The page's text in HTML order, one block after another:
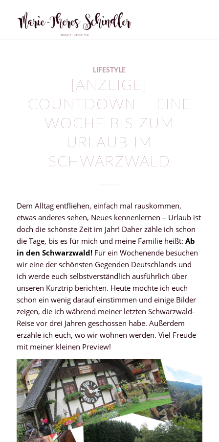
LIFESTYLE
[ANZEIGE]
COUNTDOWN – EINE
WOCHE BIS ZUM
URLAUB IM
SCHWARZWALD
Dem Alltag entfliehen, einfach mal rauskommen,
etwas anderes sehen, Neues kennenlernen – Urlaub ist
doch die schönste Zeit im Jahr! Daher zähle ich schon
die Tage, bis es für mich und meine Familie heißt: Ab
in den Schwarzwald!Für ein Wochenende besuchen
wir eine der schönsten Gegenden Deutschlands und
ich werde euch selbstverständlich ausführlich über
unseren Kurztrip berichten. Heute möchte ich euch
schon ein wenig darauf einstimmen und einige Bilder
zeigen, die ich während meiner letzten Schwarzwald-
Reise vor drei Jahren geschossen habe. Außerdem
erzähle ich euch, wo wir wohnen werden. Viel Freude
mit meiner kleinen Preview!